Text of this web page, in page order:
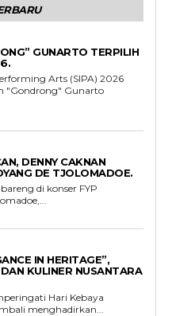
GUNARTO TERPILIH
Arts (SIPA) 2026
"Gondrong" Gunarto
DENNY CAKNAN
DE TJOLOMADOE.
di konser FYP
IN HERITAGE”,
KULINER NUSANTARA
Hari Kebaya
menghadirkan...